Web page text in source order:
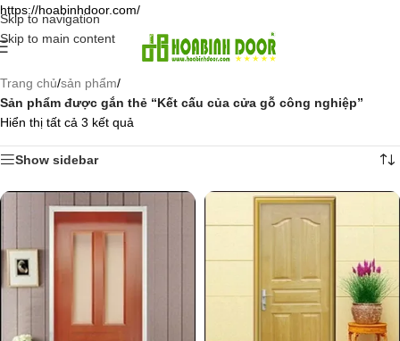
https://hoabinhdoor.com/
Skip to navigation
Skip to main content
Trang chủ/sản phẩm/
Sản phẩm được gắn thẻ “Kết cấu của cửa gỗ công nghiệp”
Hiển thị tất cả 3 kết quả
Show sidebar